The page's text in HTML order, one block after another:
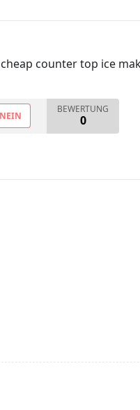
counter top ice
NEIN
BEWERTUNG
0